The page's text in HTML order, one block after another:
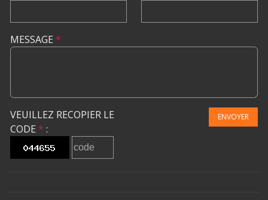
MESSAGE *
VEUILLEZ RECOPIER LE
CODE * :
ENVOYER